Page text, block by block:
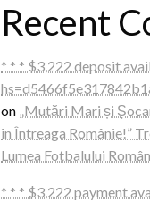
Recent
* * * $3,222 deposit
on „Mutări Mari și
în Întreaga Românie!”
Lumea Fotbalului
* * * $3,222 payment